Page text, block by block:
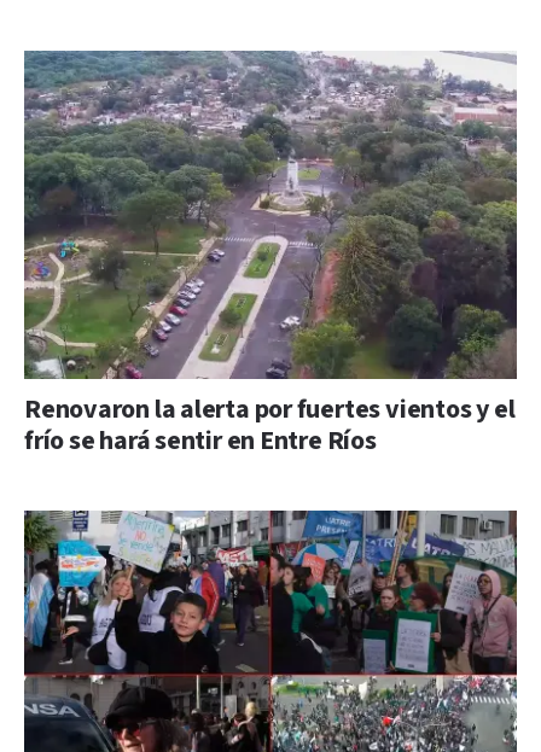
Renovaron la alerta por fuertes vientos y el
frío se hará sentir en Entre Ríos